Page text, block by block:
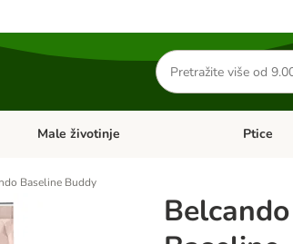
Traži
proizvode
Pregled kategorija: Mačke
Male životinje Pregled
Ptice
Baseline Buddy
Belcando